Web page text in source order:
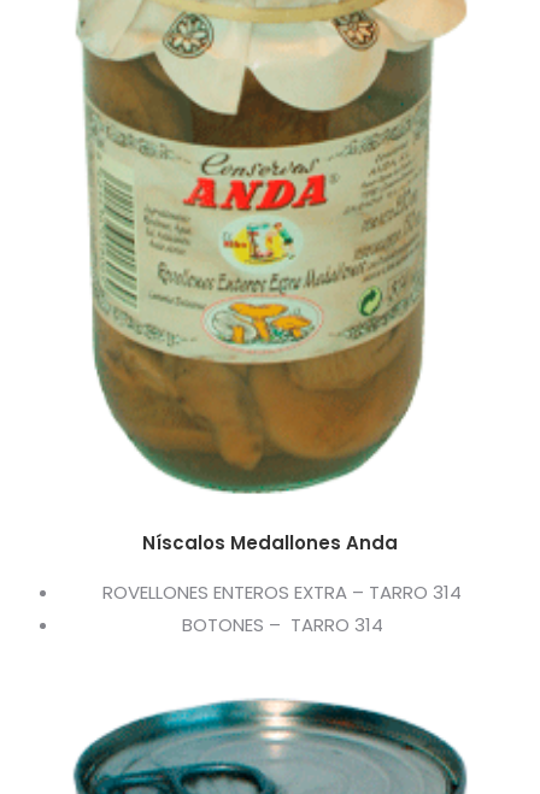
Níscalos Medallones Anda
ROVELLONES ENTEROS EXTRA – TARRO 314
BOTONES – TARRO 314